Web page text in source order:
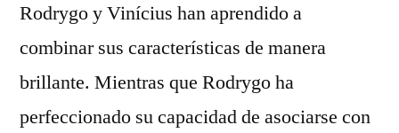
Rodrygo y Vinícius han aprendido a
combinar sus características de manera
brillante. Mientras que Rodrygo ha
perfeccionado su capacidad de asociarse con